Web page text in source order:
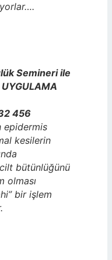
Semineri ile
456
epidermis
kesilerin
bütünlüğünü
olması
bir işlem